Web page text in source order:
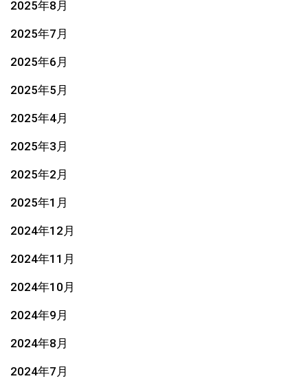
2025年8月
2025年7月
2025年6月
2025年5月
2025年4月
2025年3月
2025年2月
2025年1月
2024年12月
2024年11月
2024年10月
2024年9月
2024年8月
2024年7月